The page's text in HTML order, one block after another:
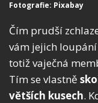
Fotografie: Pixabay
Čím prudší
vám jejich
totiž vaječná
Tím se vlastně
větších kusech.